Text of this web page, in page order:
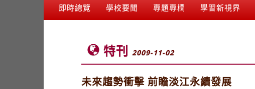
即時總覽 學校要聞 專題專欄 學習新視界
特刊 2009-11-02
未來趨勢衝擊 前瞻淡江永續發展